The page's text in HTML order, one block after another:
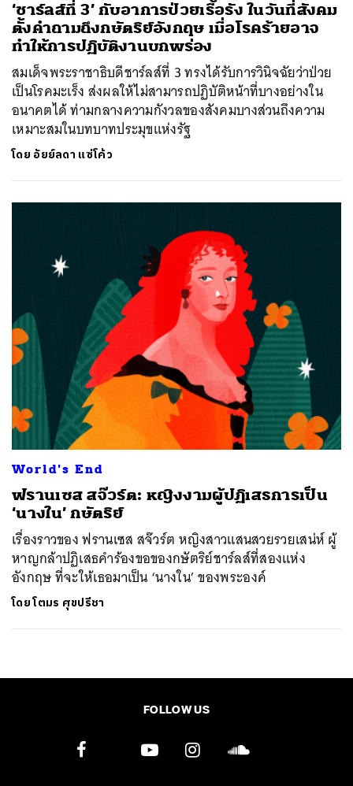
‘ชาร์ลส์ที่ 3’ กับอาการป่วยเรื้อรัง ในวันที่สังคม
ตั้งคำถามถึงกษัตริย์อังกฤษ เมื่อโรคร้ายอาจ
ทำให้การปฏิบัติงานบกพร่อง
สมเด็จพระราชาธิบดีชาร์ลส์ที่ 3 ทรงได้รับการวินิจฉัยว่าป่วย
เป็นโรคมะเร็ง ส่งผลให้ไม่สามารถปฏิบัติหน้าที่บางอย่างใน
อนาคตได้ ท่ามกลางความกังวลของสังคมบางส่วนถึงความ
เหมาะสมในบทบาทประมุขแห่งรัฐ
โดย อัยย์ลดา แซ่โค้ว
World's End
ฟรานเซส สจ๊วร์ต: หญิงงามผู้ปฏิเสธการเป็น
‘นางใน’ กษัตริย์
เรื่องราวของ ฟรานเซส สจ๊วร์ต หญิงสาวแสนสวยรวยเสน่ห์ ผู้
หาญกล้าปฏิเสธคำร้องขอของกษัตริย์ชาร์ลส์ที่สองแห่ง
อังกฤษ ที่จะให้เธอมาเป็น ‘นางใน’ ของพระองค์
โดยโตมร ศุขปรีชา
FOLLOW US